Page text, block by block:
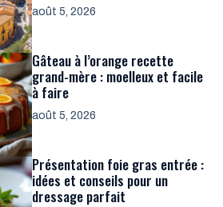
août 5, 2026
Gâteau à l’orange recette
grand-mère : moelleux et facile
à faire
août 5, 2026
Présentation foie gras entrée :
idées et conseils pour un
dressage parfait